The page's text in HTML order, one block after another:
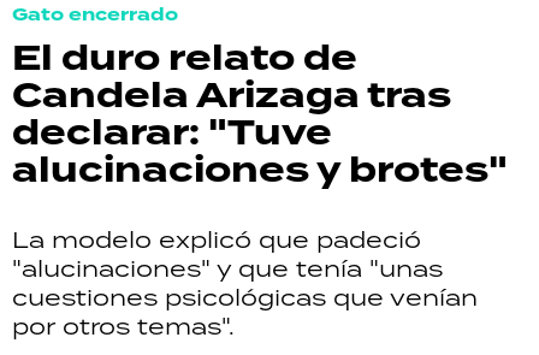
Gato encerrado
El duro relato de
Candela Arizaga tras
declarar: "Tuve
alucinaciones y brotes"
La modelo explicó que padeció
"alucinaciones" y que tenía "unas
cuestiones psicológicas que venían
por otros temas".